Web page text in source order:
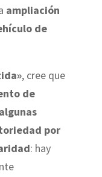
ampliación
de
, cree que
de
por
: hay